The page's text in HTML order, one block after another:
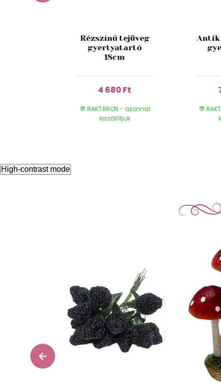
Rézszínű tejüveg
gyertyatartó
18cm
4 680 Ft
RAKTÁRON - azonnal
kiszállítjuk
Antik
High-contrast mode